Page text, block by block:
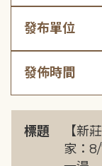
發布單位
發佈時間
標題
【新
家：